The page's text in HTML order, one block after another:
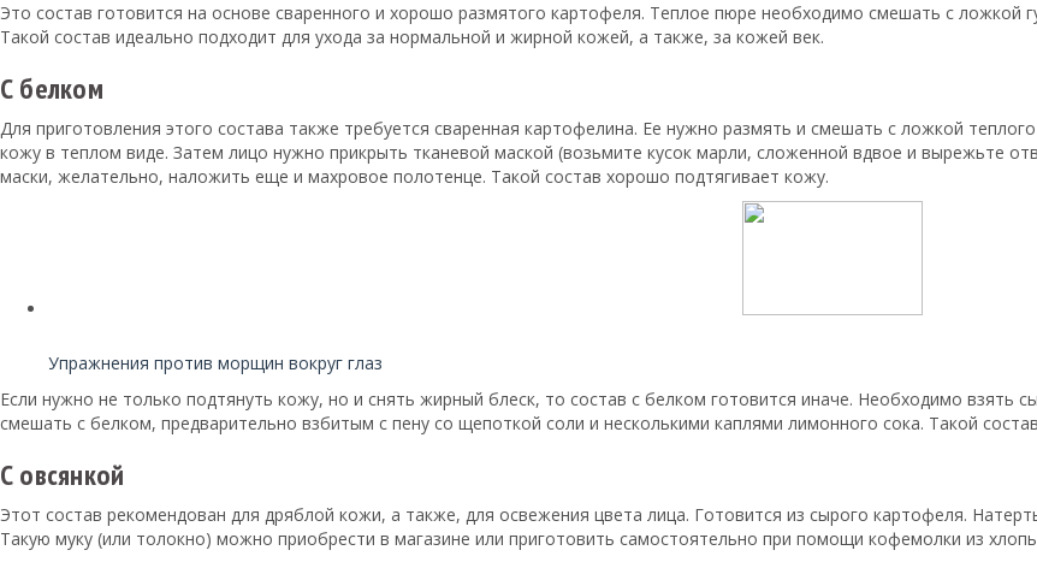
Это состав готовится на основе сваренного и хорошо размятого картофеля. Теплое пюре необходимо смешать с ложкой
Такой состав идеально подходит для ухода за нормальной и жирной кожей, а также, за кожей век.
С белком
Для приготовления этого состава также требуется сваренная картофелина. Ее нужно размять и смешать с ложкой
кожу в теплом виде. Затем лицо нужно прикрыть тканевой маской (возьмите кусок марли, сложенной вдвое и вырежьте
маски, желательно, наложить еще и махровое полотенце. Такой состав хорошо подтягивает кожу.
Упражнения против морщин вокруг глаз
Если нужно не только подтянуть кожу, но и снять жирный блеск, то состав с белком готовится иначе. Необходимо взять
смешать с белком, предварительно взбитым с пену со щепоткой соли и несколькими каплями лимонного сока. Такой
С овсянкой
Этот состав рекомендован для дряблой кожи, а также, для освежения цвета лица. Готовится из сырого картофеля.
Такую муку (или толокно) можно приобрести в магазине или приготовить самостоятельно при помощи кофемолки из